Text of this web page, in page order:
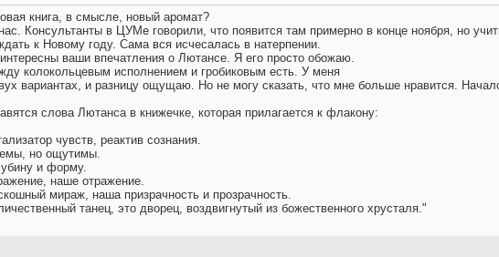
книга, в смысле, новый аромат?
Консультанты в ЦУМе говорили, что появится там примерно в конце ноября, но
к Новому году. Сама вся исчесалась в натерпении.
ваши впечатления о Лютансе. Я его просто обожаю.
колокольцевым исполнением и гробиковым есть. У меня
вариантах, и разницу ощущаю. Но не могу сказать, что мне больше нравится.
слова Лютанса в книжечке, которая прилагается к флакону:
чувств, реактив сознания.
но ощутимы.
и форму.
наше отражение.
мираж, наша призрачность и прозрачность.
танец, это дворец, воздвигнутый из божественного хрусталя."